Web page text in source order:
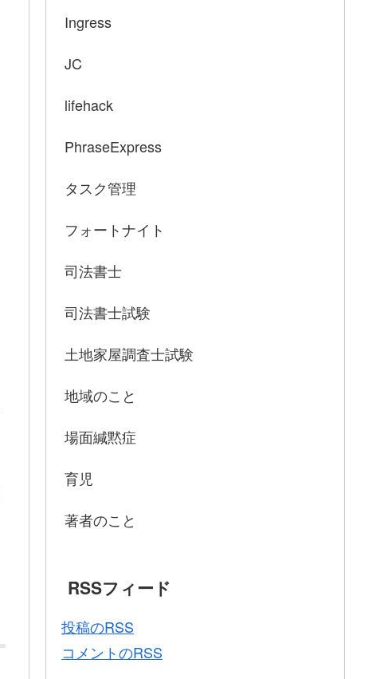
Ingress
JC
lifehack
PhraseExpress
タスク管理
フォートナイト
司法書士
司法書士試験
土地家屋調査士試験
地域のこと
場面緘黙症
育児
著者のこと
RSSフィード
投稿のRSS
コメントのRSS